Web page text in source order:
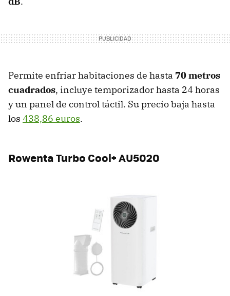
Permite enfriar habitaciones de hasta 70 metros
cuadrados, incluye temporizador hasta 24 horas
y un panel de control táctil. Su precio baja hasta
los 438,86 euros.
Rowenta Turbo Cool+ AU5020